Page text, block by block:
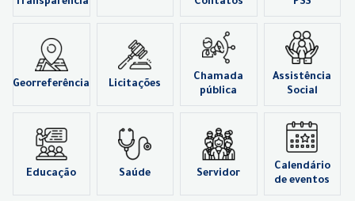
Georreferência Licitações
Chamada
pública
Assistência
Social
Educação Saúde Servidor
Calendário
de eventos